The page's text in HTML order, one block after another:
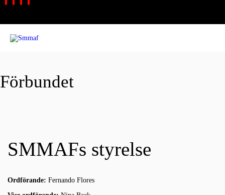
Förbundet
SMMAFs styrelse
Ordförande: Fernando Flores